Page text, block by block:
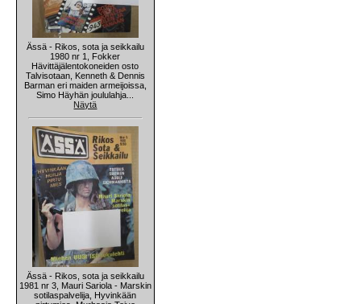
Ässä - Rikos, sota ja seikkailu
1980 nr 1, Fokker
Hävittäjälentokoneiden osto
Talvisotaan, Kenneth & Dennis
Barman eri maiden armeijoissa,
Simo Häyhän joululahja...
Näytä
Ässä - Rikos, sota ja seikkailu
1981 nr 3, Mauri Sariola - Marskin
sotilaspalvelija, Hyvinkään